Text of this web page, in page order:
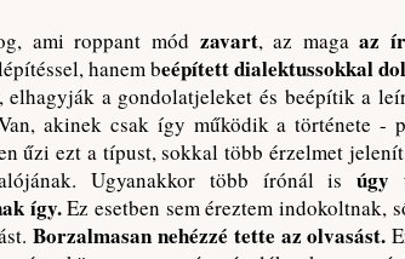
ami roppant mód zavart, az magaaz
hanem beépített dialektussokkal
a gondolatjeleket és beépítik a
akinek csak így működik a története -
űzi ezt a típust, sokkal több érzelmet
Ugyanakkor több írónál isúgy
így.Ez esetben sem éreztem indokoltnak,
Borzalmasan nehézzé tette az olvasást.